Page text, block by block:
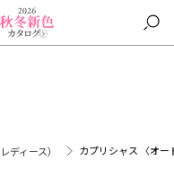
ディース） カプリシャス 〈オ